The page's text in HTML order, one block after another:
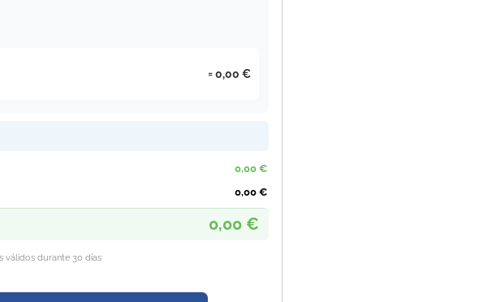
0,00 €
0,00 €
0,00 €
0,00 €
válidos durante 30 días